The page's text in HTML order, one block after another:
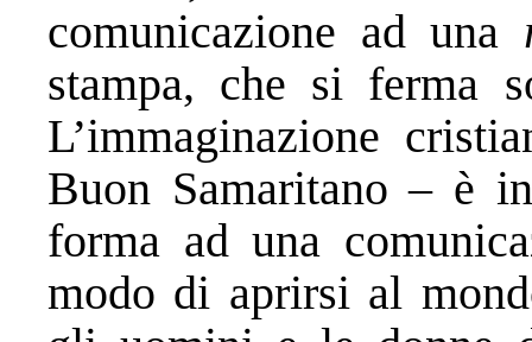
comunicazione ad una
stampa, che si ferma
L’immaginazione
Buon Samaritano – è
forma ad una
modo di aprirsi al